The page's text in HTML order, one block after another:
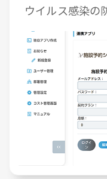
ウイルス感染の